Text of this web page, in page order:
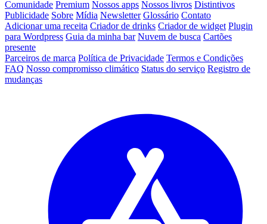
Comunidade Premium Nossos apps Nossos livros Distintivos
Publicidade Sobre Mídia Newsletter Glossário Contato
Adicionar uma receita Criador de drinks Criador de widget Plugin
para Wordpress Guia da minha bar Nuvem de busca Cartões
presente
Parceiros de marca Política de Privacidade Termos e Condições
FAQ Nosso compromisso climático Status do serviço Registro de
mudanças